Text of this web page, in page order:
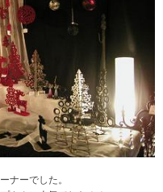
ナーでした。